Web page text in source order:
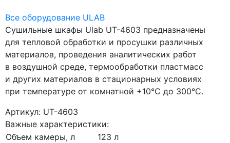
Все оборудование ULAB
Сушильные шкафы Ulab UT-4603 предназначены
для тепловой обработки и просушки различных
материалов, проведения аналитических работ
в воздушной среде, термообработки пластмасс
и других материалов в стационарных условиях
при температуре от комнатной +10°С до 300°С.
Артикул: UT-4603
Важные характеристики:
Объем камеры, л
123 л